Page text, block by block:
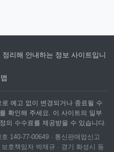
리해 안내하는 정보 사이트입니
예고 없이 변경되거나 종료될 수
확인해 주세요. 이 사이트의 일부
의 수수료를 제공받을 수 있습니다.
140-77-00649 · 통신판매업신고
호책임자 박재규 · 경기 화성시 동